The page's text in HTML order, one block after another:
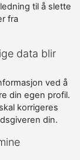
til å slette
fra
data blir
ved å
din egen profil.
korrigeres
din.